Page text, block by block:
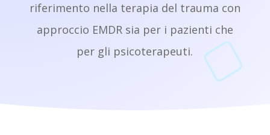
riferimento nella terapia del trauma con
approccio EMDR sia per i pazienti che
per gli psicoterapeuti.